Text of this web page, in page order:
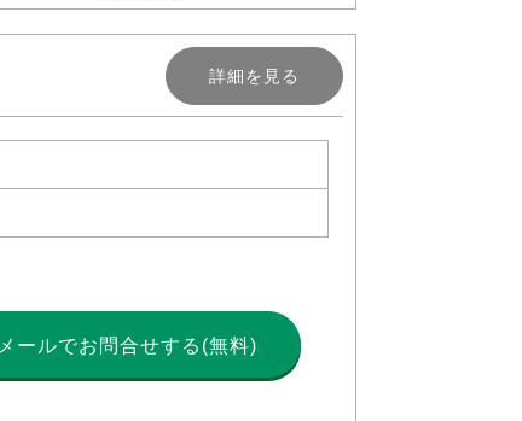
詳細を見る
メールでお問合せする(無料)